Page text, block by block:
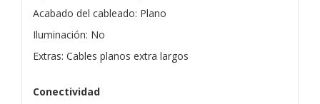
Acabado del cableado: Plano
Iluminación: No
Extras: Cables planos extra largos
Conectividad